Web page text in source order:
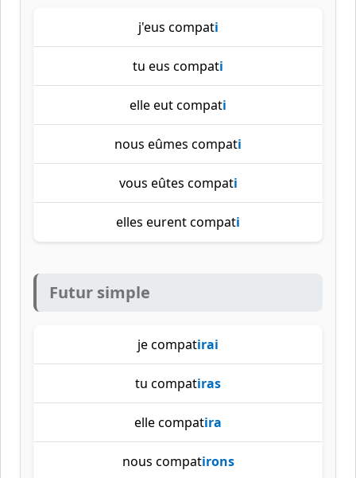
j'eus compati
tu eus compati
elle eut compati
nous eûmes compati
vous eûtes compati
elles eurent compati
Futur simple
je compatirai
tu compatiras
elle compatira
nous compatirons